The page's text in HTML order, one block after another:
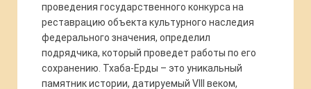
проведения государственного конкурса на
реставрацию объекта культурного наследия
федерального значения, определил
подрядчика, который проведет работы по его
сохранению. Тхаба-Ерды – это уникальный
памятник истории, датируемый VIII
веком,